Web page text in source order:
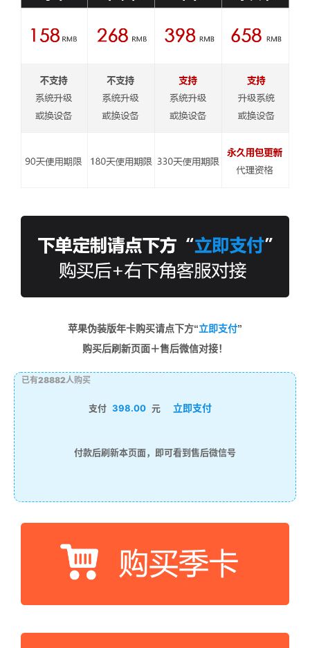
苹果伪装版年卡购买请点下方“立即支付”
购买后刷新页面＋售后微信对接！
已有28882人购买
支付 398.00 元 立即支付
付款后刷新本页面，即可看到售后微信号